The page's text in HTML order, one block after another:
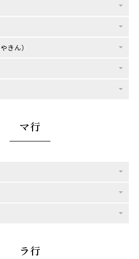
きん）
マ行
ラ行